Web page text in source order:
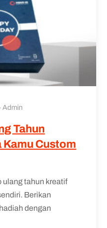
Admin
Tahun
Custom
ulang tahun kreatif
Berikan
dengan